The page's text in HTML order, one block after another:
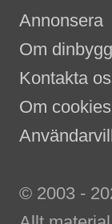
Annonsera
Om
Kontakta
Om
© 2003 -